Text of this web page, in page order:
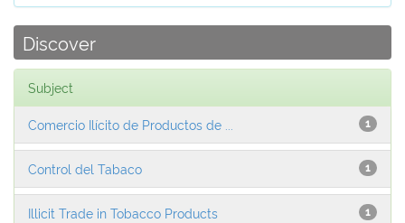
Discover
Subject
1
Comercio Ilícito de Productos de ...
1
Control del Tabaco
1
Illicit Trade in Tobacco Products